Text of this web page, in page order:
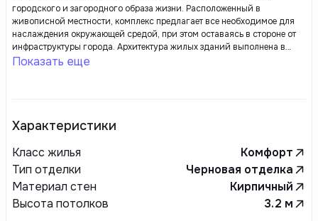
городского и загородного образа жизни. Расположенный в
живописной местности, комплекс предлагает все необходимое для
наслаждения окружающей средой, при этом оставаясь в стороне от
инфраструктуры города. Архитектура жилых зданий выполнена в
стиле модерн, с использованием высококачественных материалов,
Показать еще
Характеристики
Класс жилья
Комфорт
Тип отделки
Черновая отделка
Материал стен
Кирпичный
Высота потолков
3.2 м